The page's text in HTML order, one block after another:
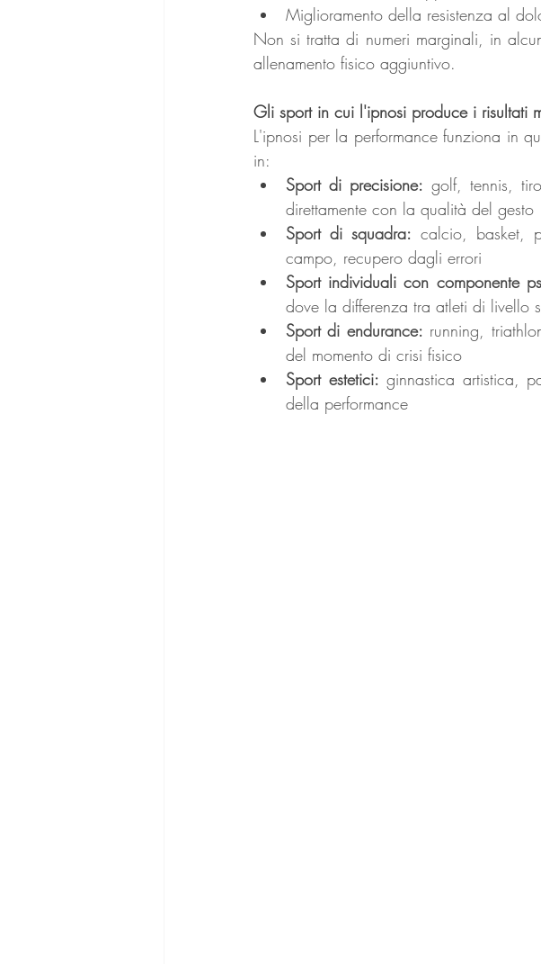
Miglioramento della resistenza al
Non si tratta di numeri marginali, in
allenamento fisico aggiuntivo.
Gli sport in cui l'ipnosi produce i risultati
L'ipnosi per la performance funziona in
in:
Sport di precisione: golf, tennis,
direttamente con la qualità del gesto
Sport di squadra: calcio, basket,
campo, recupero dagli errori
Sport individuali con componente
dove la differenza tra atleti di livello
Sport di endurance: running,
del momento di crisi fisico
Sport estetici: ginnastica artistica,
della performance